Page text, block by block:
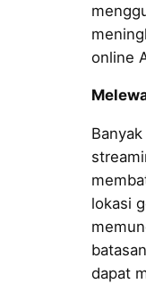
online
lokasi
dapat